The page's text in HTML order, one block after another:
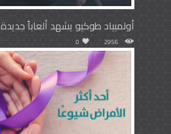
أولمبياد طوكيو يشهد ألعاباً جديدة
2956
0